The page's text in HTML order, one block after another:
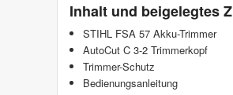
Inhalt und beigelegtes
STIHL FSA 57 Akku-Trimmer
AutoCut C 3-2 Trimmerkopf
Trimmer-Schutz
Bedienungsanleitung